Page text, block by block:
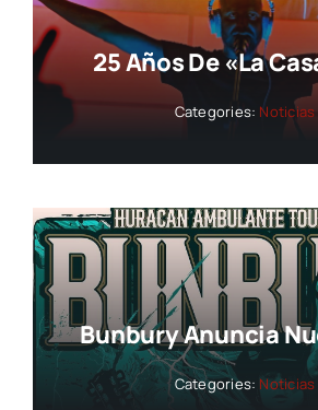
25 Años De «La
Categories: Noticias
Bunbury Anuncia
Categories: Noticias